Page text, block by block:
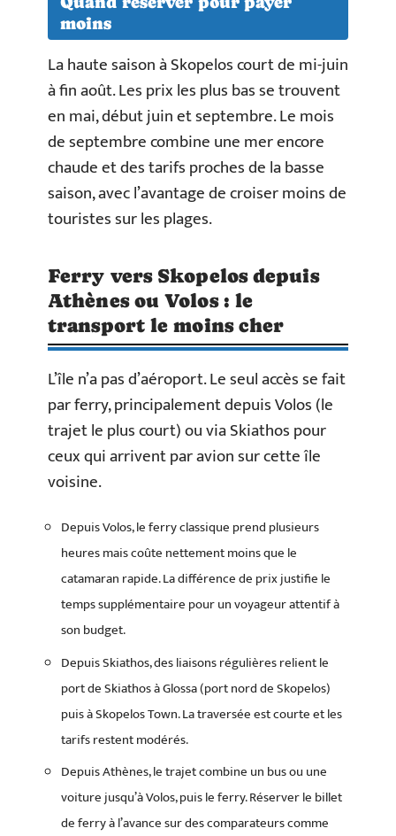
moins
La haute saison à Skopelos court de mi-juin
à fin août. Les prix les plus bas se trouvent
en mai, début juin et septembre. Le mois
de septembre combine une mer encore
chaude et des tarifs proches de la basse
saison, avec l’avantage de croiser moins de
touristes sur les plages.
Ferry vers Skopelos depuis
Athènes ou Volos : le
transport le moins cher
L’île n’a pas d’aéroport. Le seul accès se fait
par ferry, principalement depuis Volos (le
trajet le plus court) ou via Skiathos pour
ceux qui arrivent par avion sur cette île
voisine.
Depuis Volos, le ferry classique prend plusieurs
heures mais coûte nettement moins que le
catamaran rapide. La différence de prix justifie le
temps supplémentaire pour un voyageur attentif à
son budget.
Depuis Skiathos, des liaisons régulières relient le
port de Skiathos à Glossa (port nord de Skopelos)
puis à Skopelos Town. La traversée est courte et les
tarifs restent modérés.
Depuis Athènes, le trajet combine un bus ou une
voiture jusqu’à Volos, puis le ferry. Réserver le billet
de ferry à l’avance sur des comparateurs comme